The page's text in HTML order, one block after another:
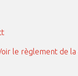
le règlement de la